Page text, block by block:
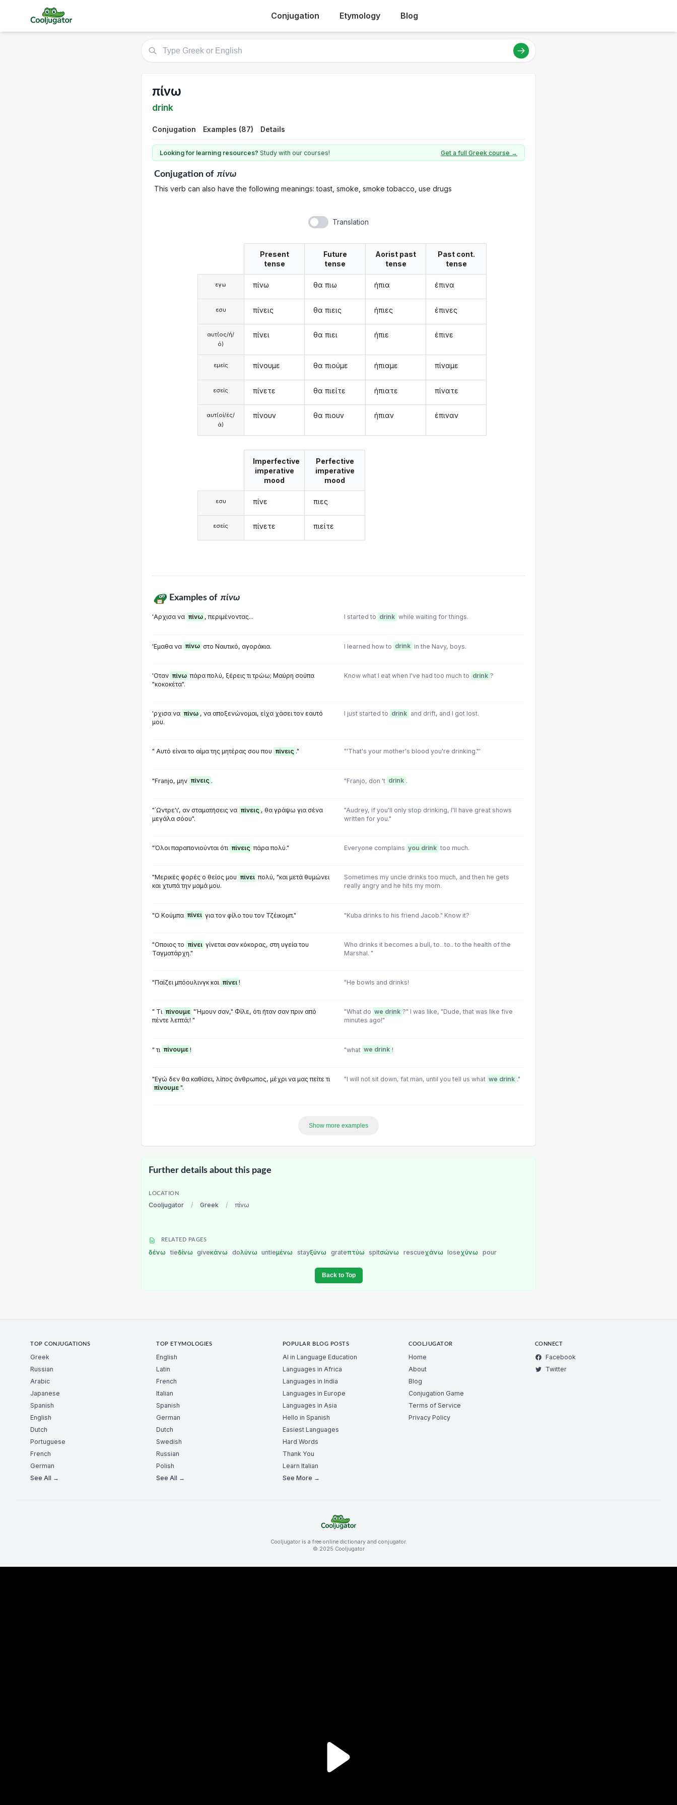
Conjugation Etymology Blog
πίνω
drink
Conjugation Examples (87) Details
Looking for learning resources? Study with our courses! Get a full Greek course →
Conjugationof πίνω
This verb can also have the following meanings: toast, smoke, smoke tobacco, use drugs
Translation
εγω
εσυ
αυτ(ος/ή/
ό)
εμείς
εσείς
αυτ(οί/ές/
ά)
Present
tense
πίνω
πίνεις
πίνει
πίνουμε
πίνετε
πίνουν
Future
tense
θα πιω
θα πιεις
θα πιει
θα πιούμε
θα πιείτε
θα πιουν
Aorist past
tense
ήπια
ήπιες
ήπιε
ήπιαμε
ήπιατε
ήπιαν
Past cont.
tense
έπινα
έπινες
έπινε
πίναμε
πίνατε
έπιναν
εσυ
εσείς
Imperfective
imperative
mood
πίνε
πίνετε
Perfective
imperative
mood
πιες
πιείτε
Examples of πίνω
'Αρχισα να πίνω , περιμένοντας... I started to drink while waiting for things.
'Εμαθα να πίνω στο Ναυτικό, αγοράκια. I learned how to drink in the Navy, boys.
'Οταν πίνω πάρα πολύ, ξέρεις τι τρώω; Μαύρη σούπα
"κοκοκέτα".
Know what I eat when I've had too much to drink ?
'ρχισα να πίνω , να αποξενώνομαι, είχα χάσει τον εαυτό
μου.
I just started to drink and drift, and I got lost.
" Αυτό είναι το αίμα της μητέρας σου που πίνεις ." "'That's your mother's blood you're drinking."'
"Franjo, μην πίνεις . "Franjo, don 't drink .
"΄Ωντρε'ι', αν σταματήσεις να πίνεις , θα γράψω για σένα
μεγάλα σόου".
"Audrey, if you'll only stop drinking, I'll have great shows
written for you."
"Όλοι παραπονιούνται ότι πίνεις πάρα πολύ." Everyone complains you drink too much.
"Μερικές φορές ο θείος μου πίνει πολύ, "και μετά θυμώνει
και χτυπά την μαμά μου.
Sometimes my uncle drinks too much, and then he gets
really angry and he hits my mom.
"Ο Κούμπα πίνει για τον φίλο του τον Τζέικομπ." "Kuba drinks to his friend Jacob." Know it?
"Οποιος το πίνει γίνεται σαν κόκορας, στη υγεία του
Ταγματάρχη."
Who drinks it becomes a bull, to.. to.. to the health of the
Marshal. "
"Παίζει μπόουλινγκ και πίνει ! "He bowls and drinks!
" Τι πίνουμε "Ήμουν σαν," Φίλε, ότι ήταν σαν πριν από
πέντε λεπτά;! "
"What do we drink ?" I was like, "Dude, that was like five
minutes ago!"
" τι πίνουμε ! "what we drink !
"Εγώ δεν θα καθίσει, λίπος άνθρωπος, μέχρι να μας πείτε τι
πίνουμε ".
"I will not sit down, fat man, until you tell us what we drink ."
Show more examples
Further details about this page
LOCATION
Cooljugator / Greek / πίνω
RELATED PAGES
δένω tieδίνω giveκάνω doλύνω untieμένω stayξύνω grateπτύω spitσώνω rescueχάνω loseχύνω pour
Back to Top
TOP CONJUGATIONS
Greek
Russian
Arabic
Japanese
Spanish
English
Dutch
Portuguese
French
German
See All →
TOP ETYMOLOGIES
English
Latin
French
Italian
Spanish
German
Dutch
Swedish
Russian
Polish
See All →
POPULAR BLOG POSTS
AI in Language Education
Languages in Africa
Languages in India
Languages in Europe
Languages in Asia
Hello in Spanish
Easiest Languages
Hard Words
Thank You
Learn Italian
See More →
COOLJUGATOR
Home
About
Blog
Conjugation Game
Terms of Service
Privacy Policy
CONNECT
Facebook
Twitter
Cooljugator is a free online dictionary and conjugator.
© 2025 Cooljugator